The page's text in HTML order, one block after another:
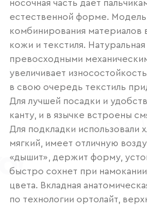
носочная часть даёт
естественной форме. Модель
комбинирования материалов
кожи и текстиля.
превосходными
увеличивает
в свою очередь текстиль
Для лучшей посадки и
канту, и в язычке встроены
Для подкладки использовали
мягкий, имеет отличную
«дышит», держит форму,
быстро сохнет при
цвета. Вкладная
по технологии ортолайт,